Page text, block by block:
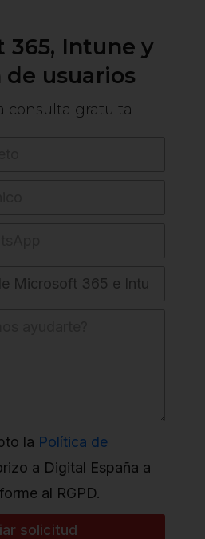
365, Intune y
de usuarios
consulta gratuita
la Política de
a Digital España a
al RGPD.
solicitud